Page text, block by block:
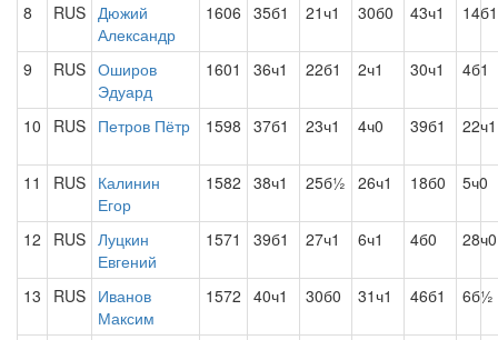
8 RUS Дюжий
Александр
1606 35б1 21ч1 30б0 43ч1 14б1
9 RUS Оширов
Эдуард
1601 36ч1 22б1 2ч1 30ч1 4б1
10 RUS Петров Пётр 1598 37б1 23ч1 4ч0 39б1 22ч1
11 RUS Калинин
Егор
1582 38ч1 25б½ 26ч1 18б0 5ч0
12 RUS Луцкин
Евгений
1571 39б1 27ч1 6ч1 4б0 28ч0
13 RUS Иванов
Максим
1572 40ч1 30б0 31ч1 46б1 6б½